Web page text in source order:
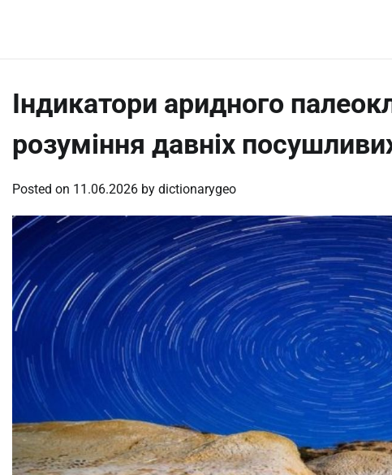
Індикатори аридного
розуміння давніх
Posted on 11.06.2026 by dictionarygeo